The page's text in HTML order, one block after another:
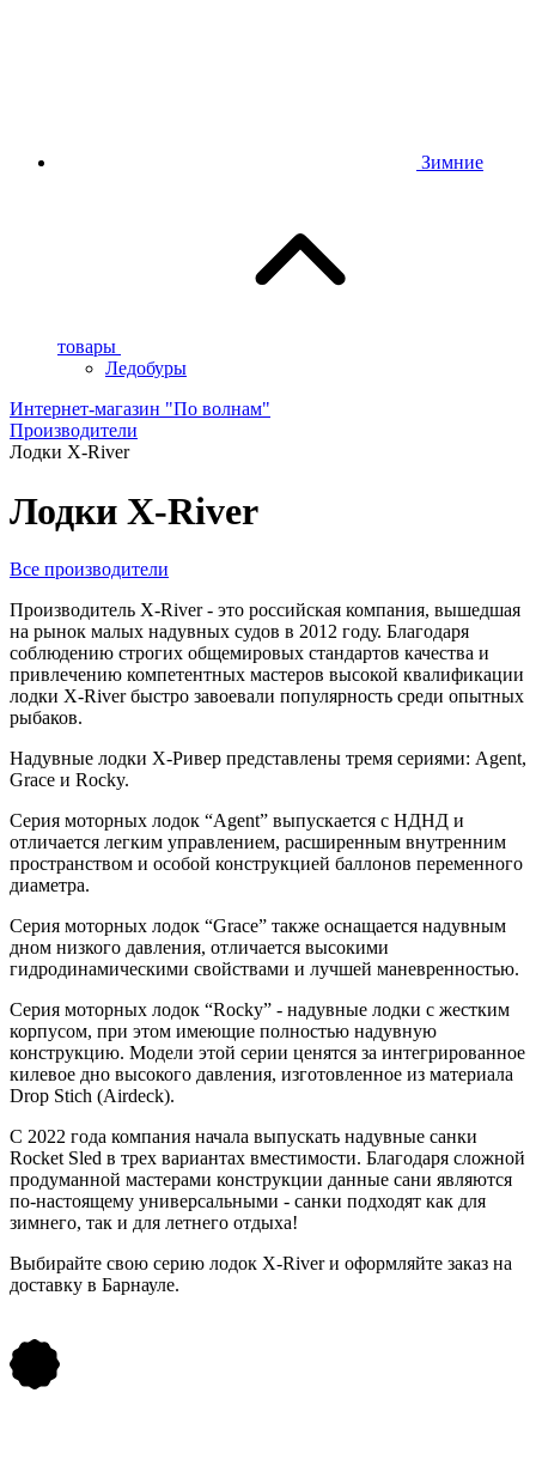
Зимние
товары
Ледобуры
Интернет-магазин "По волнам"
Производители
Лодки X-River
Лодки X-River
Все производители
Производитель X-River - это российская компания, вышедшая
на рынок малых надувных судов в 2012 году. Благодаря
соблюдению строгих общемировых стандартов качества и
привлечению компетентных мастеров высокой квалификации
лодки X-River быстро завоевали популярность среди опытных
рыбаков.
Надувные лодки Х-Ривер представлены тремя сериями: Agent,
Grace и Rocky.
Серия моторных лодок “Agent” выпускается с НДНД и
отличается легким управлением, расширенным внутренним
пространством и особой конструкцией баллонов переменного
диаметра.
Серия моторных лодок “Grace” также оснащается надувным
дном низкого давления, отличается высокими
гидродинамическими свойствами и лучшей маневренностью.
Серия моторных лодок “Rocky” - надувные лодки с жестким
корпусом, при этом имеющие полностью надувную
конструкцию. Модели этой серии ценятся за интегрированное
килевое дно высокого давления, изготовленное из материала
Drop Stich (Airdeck).
С 2022 года компания начала выпускать надувные санки
Rocket Sled в трех вариантах вместимости. Благодаря сложной
продуманной мастерами конструкции данные сани являются
по-настоящему универсальными - санки подходят как для
зимнего, так и для летнего отдыха!
Выбирайте свою серию лодок X-River и оформляйте заказ на
доставку в Барнауле.